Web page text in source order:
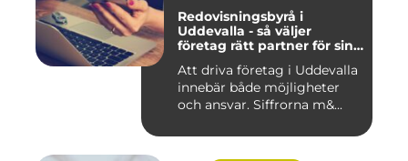
Redovisningsbyrå i
Uddevalla - så väljer
företag rätt partner för sin
Att driva företag i Uddevalla
innebär både möjligheter
och ansvar. Siffrorna m&...